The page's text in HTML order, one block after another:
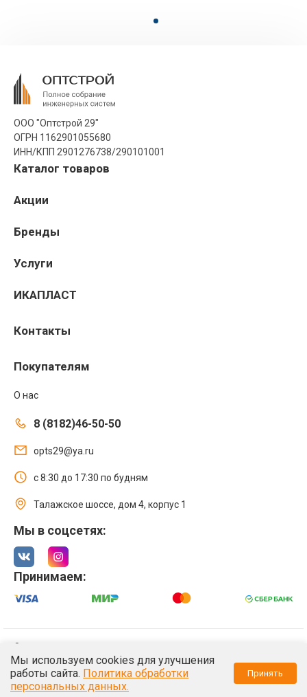
ООО "Оптстрой 29"
ОГРН 1162901055680
ИНН/КПП 2901276738/290101001
Каталог товаров
Акции
Бренды
Услуги
ИКАПЛАСТ
Контакты
Покупателям
О нас
8 (8182)46-50-50
opts29@ya.ru
с 8:30 до 17:30 по будням
Талажское шоссе, дом 4, корпус 1
Мы в соцсетях:
Принимаем:
Политика обработки персональных данных
/**/
Мы используем cookies для улучшения
работы сайта. Политика обработки
персональных данных.
Принять